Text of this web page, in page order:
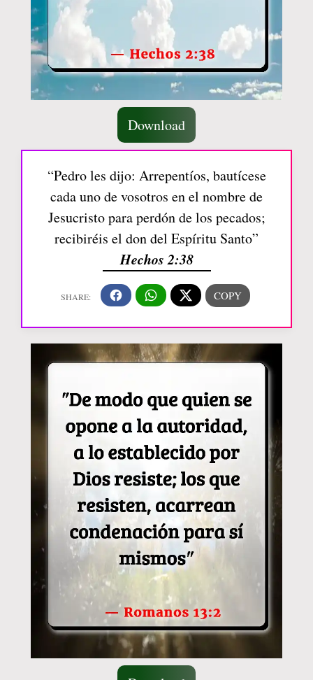
Download
“Pedro les dijo: Arrepentíos, bautícese
cada uno de vosotros en el nombre de
Jesucristo para perdón de los pecados;
recibiréis el don del Espíritu Santo”
Hechos 2:38